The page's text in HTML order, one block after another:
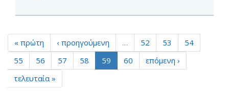
« πρώτη ‹ προηγούμενη … 52 53
54
55
56 57 58 59 60
επόμενη ›
τελευταία »